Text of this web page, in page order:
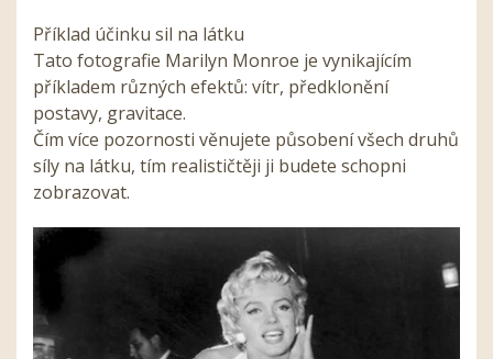
Příklad účinku sil na látku
Tato fotografie Marilyn Monroe je vynikajícím
příkladem různých efektů: vítr, předklonění
postavy, gravitace.
Čím více pozornosti věnujete působení všech druhů
síly na látku, tím realističtěji ji budete schopni
zobrazovat.